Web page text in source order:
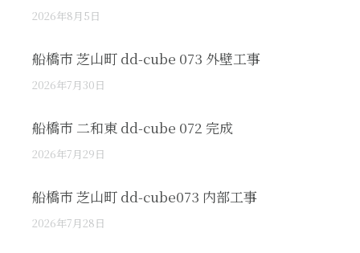
2026年8月5日
船橋市 芝山町 dd-cube 073 外壁工事
2026年7月30日
船橋市 二和東 dd-cube 072 完成
2026年7月29日
船橋市 芝山町 dd-cube073 内部工事
2026年7月28日